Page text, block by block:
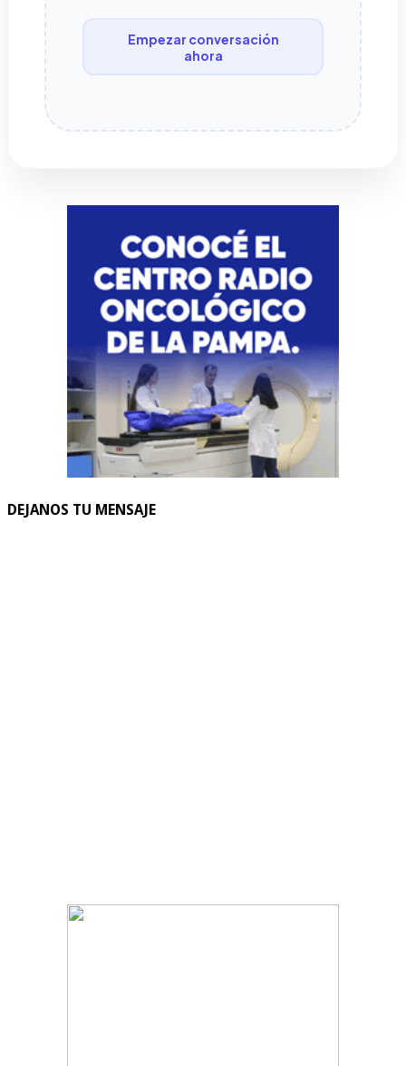
Empezar conversación
ahora
DEJANOS TU MENSAJE